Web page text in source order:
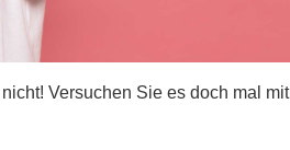
Versuchen Sie es doch mal mit